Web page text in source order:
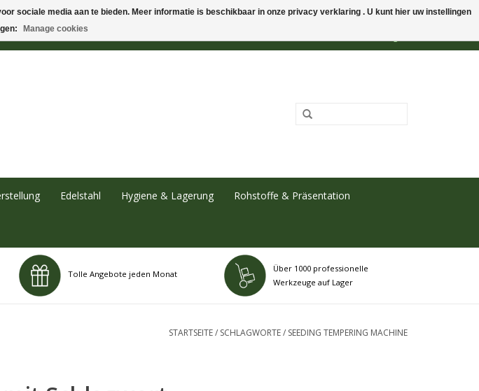
Edelstahl Hygiene & Lagerung Rohstoffe & Präsentation
Tolle Angebote jeden Monat
Über 1000 professionelle
Werkzeuge auf Lager
STARTSEITE/ SCHLAGWORTE/ SEEDING TEMPERING MACHINE
sociale media aan te bieden. Meer informatie is beschikbaar in onze privacy verklaring . U kunt hier uw instellingen
Manage cookies